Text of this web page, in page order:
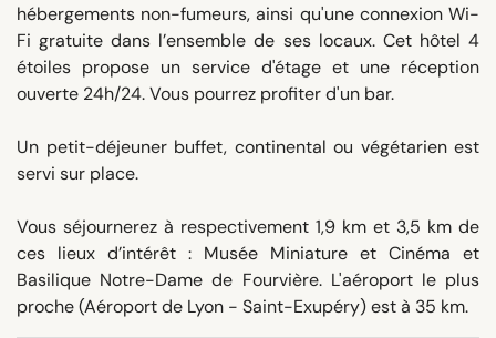
hébergements non-fumeurs, ainsi qu'une connexion Wi-
Fi gratuite dans l’ensemble de ses locaux. Cet hôtel 4
étoiles propose un service d'étage et une réception
ouverte 24h/24. Vous pourrez profiter d'un bar.
Un petit-déjeuner buffet, continental ou végétarien est
servi sur place.
Vous séjournerez à respectivement 1,9 km et 3,5 km de
ces lieux d’intérêt : Musée Miniature et Cinéma et
Basilique Notre-Dame de Fourvière. L'aéroport le plus
proche (Aéroport de Lyon - Saint-Exupéry) est à 35 km.